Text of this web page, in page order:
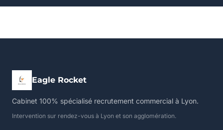
Eagle Rocket
Cabinet 100% spécialisé recrutement commercial à Lyon.
Intervention sur rendez-vous à Lyon et son agglomération.